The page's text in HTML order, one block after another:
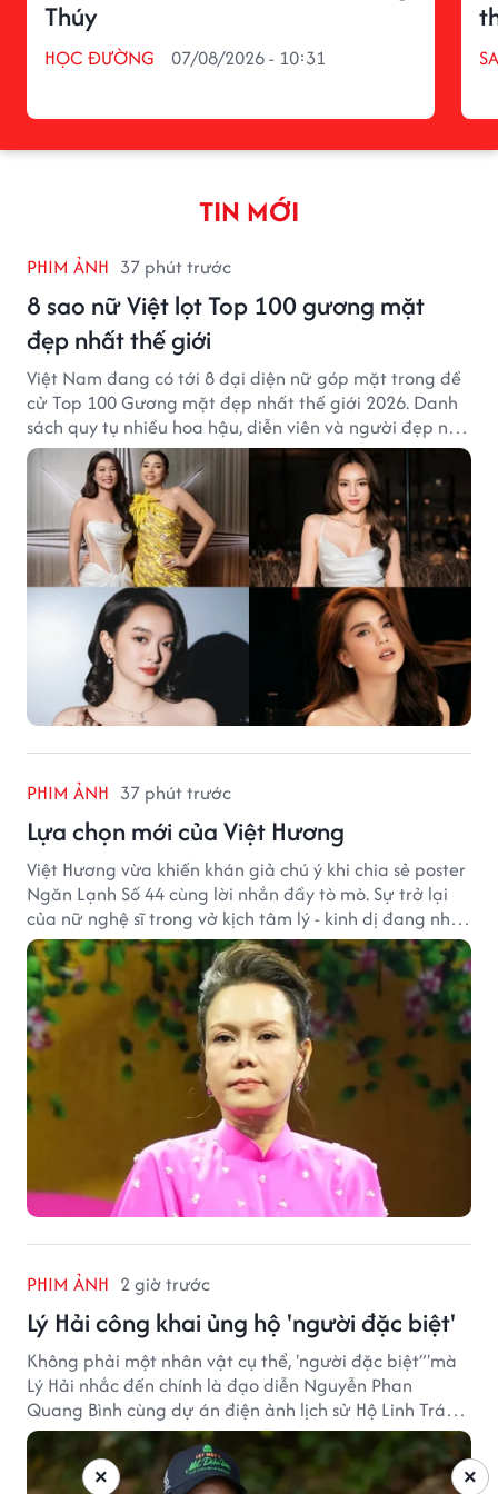
Thúy
HỌC ĐƯỜNG 07/08/2026 - 10:31
TIN MỚI
PHIM ẢNH 37 phút trước
8 sao nữ Việt lọt Top 100 gương mặt
đẹp nhất thế giới
Việt Nam đang có tới 8 đại diện nữ góp mặt trong đề
cử Top 100 Gương mặt đẹp nhất thế giới 2026. Danh
sách quy tụ nhiều hoa hậu, diễn viên và người đẹp nổi
tiếng của showbiz Việt.
PHIM ẢNH 37 phút trước
Lựa chọn mới của Việt Hương
Việt Hương vừa khiến khán giả chú ý khi chia sẻ poster
Ngăn Lạnh Số 44 cùng lời nhắn đầy tò mò. Sự trở lại
của nữ nghệ sĩ trong vở kịch tâm lý - kinh dị đang nhận
được nhiều quan tâm từ công chúng.
PHIM ẢNH 2 giờ trước
Lý Hải công khai ủng hộ 'người đặc biệt'
Không phải một nhân vật cụ thể, 'người đặc biệt”'mà
Lý Hải nhắc đến chính là đạo diễn Nguyễn Phan
Quang Bình cùng dự án điện ảnh lịch sử Hộ Linh Tráng
Sĩ: Bí Ẩn Mộ Vua Đinh.
×
×